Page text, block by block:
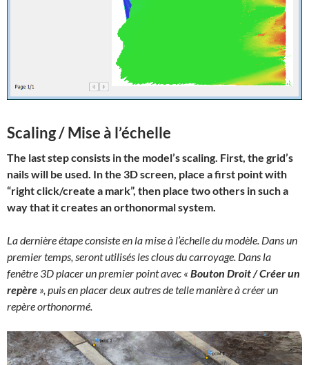
Scaling / Mise à l’échelle
The last step consists in the model’s scaling. First, the grid’s
nails will be used. In the 3D screen, place a first point with
“right click/create a mark”, then place two others in such a
way that it creates an orthonormal system.
La dernière étape consiste en la mise à l’échelle du modèle. Dans un
premier temps, seront utilisés les clous du carroyage. Dans la
fenêtre 3D placer un premier point avec « Bouton Droit / Créer un
repère », puis en placer deux autres de telle manière à créer un
repère orthonormé.